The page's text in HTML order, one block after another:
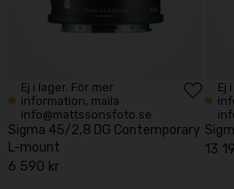
Ej i lager. För mer
information, maila
info@mattssonsfoto.se
Sigma 45/2,8 DG Contemporary
L-mount
6 590 kr
Ej
13